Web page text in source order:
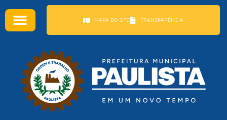
MAPA DO SITE TRANSPARÊNCIA